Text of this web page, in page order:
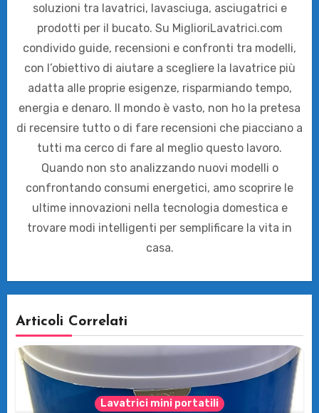
soluzioni tra lavatrici, lavasciuga, asciugatrici e
prodotti per il bucato. Su MiglioriLavatrici.com
condivido guide, recensioni e confronti tra modelli,
con l’obiettivo di aiutare a scegliere la lavatrice più
adatta alle proprie esigenze, risparmiando tempo,
energia e denaro. Il mondo è vasto, non ho la pretesa
di recensire tutto o di fare recensioni che piacciano a
tutti ma cerco di fare al meglio questo lavoro.
Quando non sto analizzando nuovi modelli o
confrontando consumi energetici, amo scoprire le
ultime innovazioni nella tecnologia domestica e
trovare modi intelligenti per semplificare la vita in
casa.
Articoli Correlati
Lavatrici mini portatili